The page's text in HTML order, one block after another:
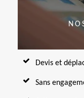
Devis et
Sans